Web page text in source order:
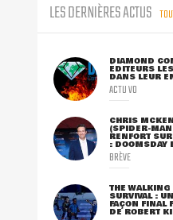
LES DERNIÈRES ACTUS
DIAMOND
ÉDITEURS
DANS LEUR
ACTU VO
CHRIS
(SPIDER-
RENFORT
: DOOMSDAY
BRÈVE
THE WALKING
SURVIVAL :
FAÇON FINAL
DE ROBERT